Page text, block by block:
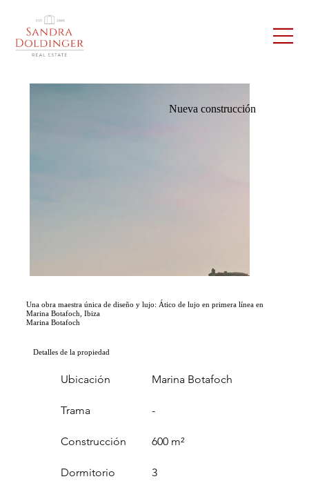
Nueva construcción
Una obra maestra única de diseño y lujo: Ático de lujo en primera línea en
Marina Botafoch, Ibiza
Marina Botafoch
Detalles de la propiedad
Ubicación
Trama
Construcción
Marina Botafoch
-
600 m²
Dormitorio 3